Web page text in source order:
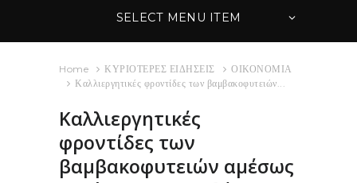
SELECT MENU ITEM
Home ΚΥΡΙΟΤΕΡΕΣ ΕΙΔΗΣΕΙΣ
ΟΙΚΟΝΟΜΙΑ
Καλλιεργητικές φροντίδες των βαμβακοφυτειών...
Καλλιεργητικές
φροντίδες των
βαμβακοφυτειών αμέσως